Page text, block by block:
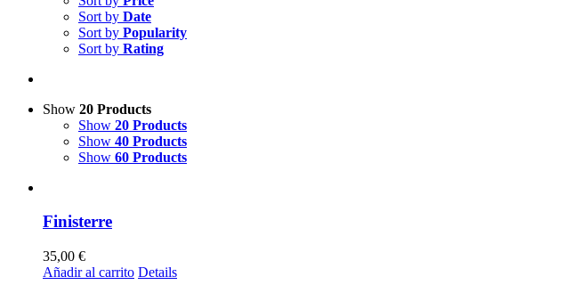
Sort by Date
Sort by Popularity
Sort by Rating
Show 20 Products
Show 20 Products
Show 40 Products
Show 60 Products
Finisterre
35,00 €
Añadir al carrito Details